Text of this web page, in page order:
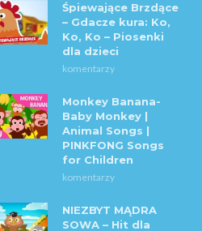
Śpiewające Brzdące
– Gdacze kura: Ko,
Ko, Ko – Piosenki
dla dzieci
komentarzy
Monkey Banana-
Baby Monkey |
Animal Songs |
PINKFONG Songs
for Children
komentarzy
NIEZBYT MĄDRA
SOWA – Hit dla